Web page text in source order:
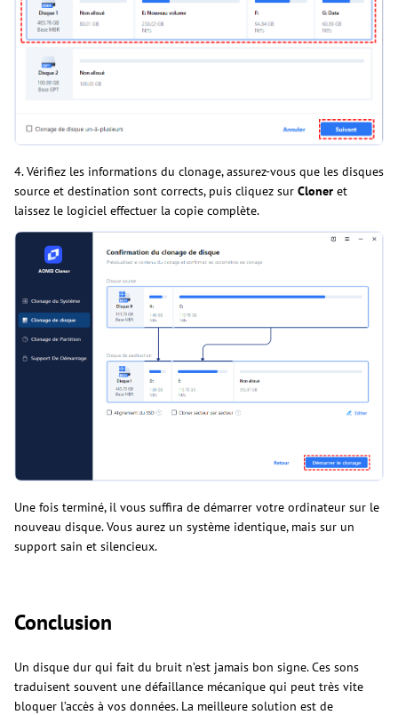
4. Vérifiez les informations du clonage, assurez-vous que les disques
source et destination sont corrects, puis cliquez sur Cloner et
laissez le logiciel effectuer la copie complète.
Une fois terminé, il vous suffira de démarrer votre ordinateur sur le
nouveau disque. Vous aurez un système identique, mais sur un
support sain et silencieux.
Conclusion
Un disque dur qui fait du bruit n’est jamais bon signe. Ces sons
traduisent souvent une défaillance mécanique qui peut très vite
bloquer l’accès à vos données. La meilleure solution est de